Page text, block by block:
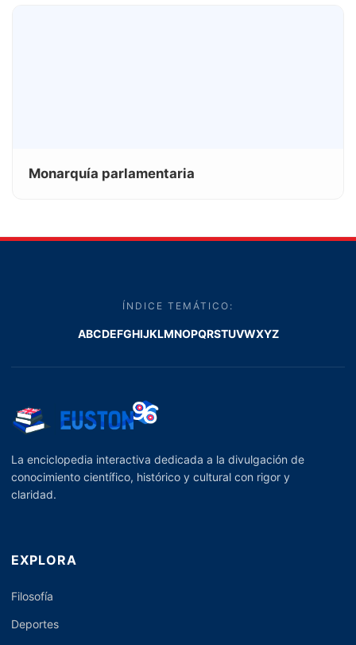
Monarquía parlamentaria
ÍNDICE TEMÁTICO:
ABCDEFGHIJKLMNOPQRSTUVWXYZ
La enciclopedia interactiva dedicada a la divulgación de
conocimiento científico, histórico y cultural con rigor y
claridad.
EXPLORA
Filosofía
Deportes